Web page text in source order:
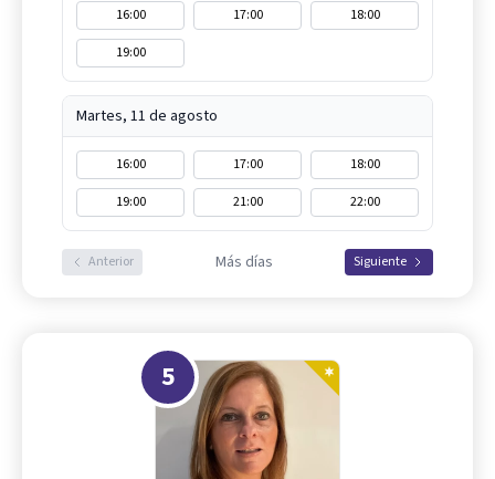
16:00 17:00
18:00
19:00
Martes, 11 de agosto
16:00 17:00
18:00
19:00
21:00 22:00
Anterior Más días Siguiente
5